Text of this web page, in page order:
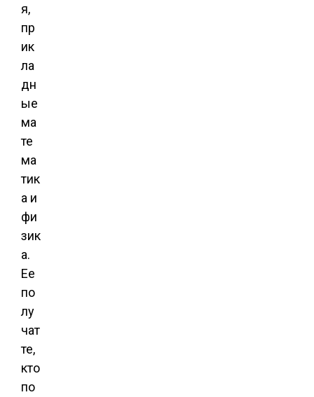
я,
пр
ик
ла
дн
ые
ма
те
ма
тик
а и
фи
зик
а.
Ее
по
лу
чат
те,
кто
по